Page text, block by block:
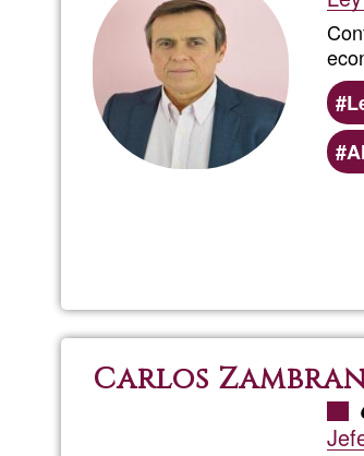
Carlos